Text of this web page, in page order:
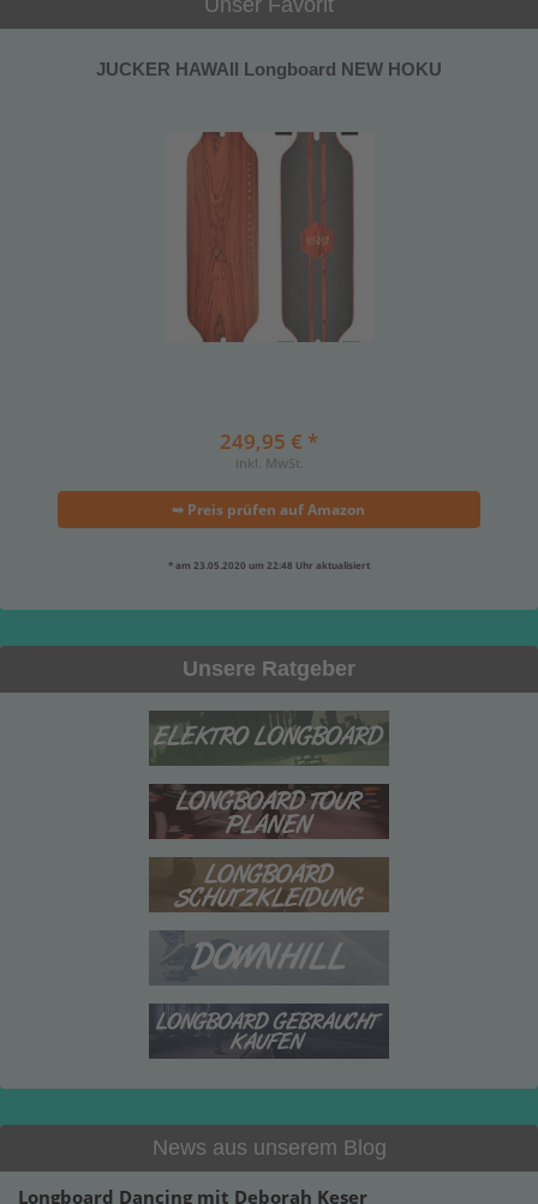
Unser Favorit
JUCKER HAWAII Longboard NEW HOKU
249,95 € *
inkl. MwSt.
➥ Preis prüfen auf Amazon
* am 23.05.2020 um 22:48 Uhr aktualisiert
Unsere Ratgeber
News aus unserem Blog
Longboard Dancing mit Deborah Keser